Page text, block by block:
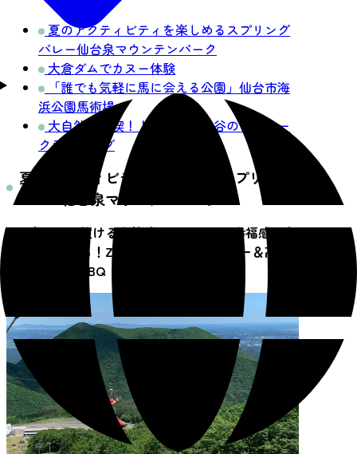
夏のアクティビティを楽しめるスプリング
バレー仙台泉マウンテンパーク
大倉ダムでカヌー体験
「誰でも気軽に馬に会える公園」仙台市海
浜公園馬術場
大自然を満喫！！秋保二口峡谷のシャワー
クライミング
夏のアクティビティを楽しめるスプリング
バレー仙台泉マウンテンパーク
空中を駆け抜ける爽快感と、おいしい幸福感が存
分に味わえる！ZIPラインアドベンチャー＆高原
の芋煮会・BBQ